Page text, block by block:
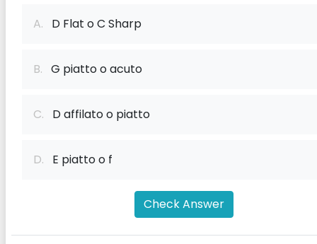
A. D Flat o C Sharp
B. G piatto o acuto
C. D affilato o piatto
D. E piatto o f
Check Answer